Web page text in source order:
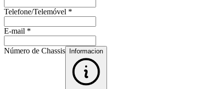
Telefone/Telemóvel *
E-mail *
Número de Chassis Informacion